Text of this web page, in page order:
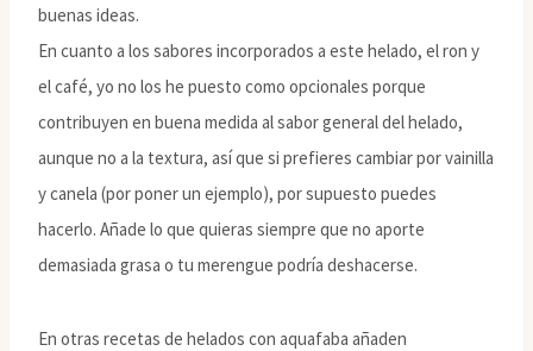
buenas ideas.
En cuanto a los sabores incorporados a este helado, el ron y
el café, yo no los he puesto como opcionales porque
contribuyen en buena medida al sabor general del helado,
aunque no a la textura, así que si prefieres cambiar por vainilla
y canela (por poner un ejemplo), por supuesto puedes
hacerlo. Añade lo que quieras siempre que no aporte
demasiada grasa o tu merengue podría deshacerse.
En otras recetas de helados con aquafaba añaden